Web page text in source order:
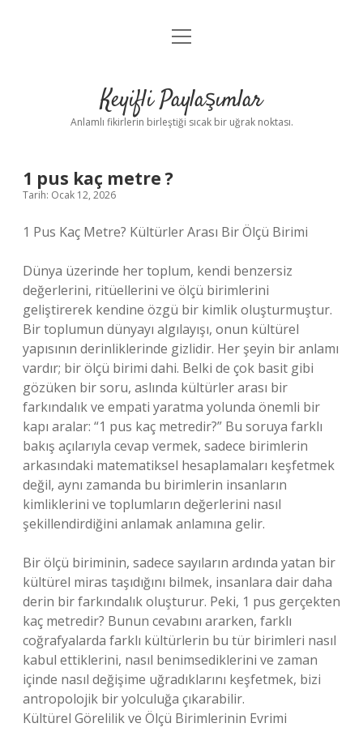
Anasayfa
Yasal Uyarı
menüyü
Keyifli Paylaşımlar
Anlamlı fikirlerin birleştiği sıcak bir uğrak noktası.
1 pus kaç metre ?
Tarih: Ocak 12, 2026
1 Pus Kaç Metre? Kültürler Arası Bir Ölçü Birimi
Dünya üzerinde her toplum, kendi benzersiz
değerlerini, ritüellerini ve ölçü birimlerini
geliştirerek kendine özgü bir kimlik oluşturmuştur.
Bir toplumun dünyayı algılayışı, onun kültürel
yapısının derinliklerinde gizlidir. Her şeyin bir anlamı
vardır; bir ölçü birimi dahi. Belki de çok basit gibi
gözüken bir soru, aslında kültürler arası bir
farkındalık ve empati yaratma yolunda önemli bir
kapı aralar: “1 pus kaç metredir?” Bu soruya farklı
bakış açılarıyla cevap vermek, sadece birimlerin
arkasındaki matematiksel hesaplamaları keşfetmek
değil, aynı zamanda bu birimlerin insanların
kimliklerini ve toplumların değerlerini nasıl
şekillendirdiğini anlamak anlamına gelir.
Bir ölçü biriminin, sadece sayıların ardında yatan bir
kültürel miras taşıdığını bilmek, insanlara dair daha
derin bir farkındalık oluşturur. Peki, 1 pus gerçekten
kaç metredir? Bunun cevabını ararken, farklı
coğrafyalarda farklı kültürlerin bu tür birimleri nasıl
kabul ettiklerini, nasıl benimsediklerini ve zaman
içinde nasıl değişime uğradıklarını keşfetmek, bizi
antropolojik bir yolculuğa çıkarabilir.
Kültürel Görelilik ve Ölçü Birimlerinin Evrimi